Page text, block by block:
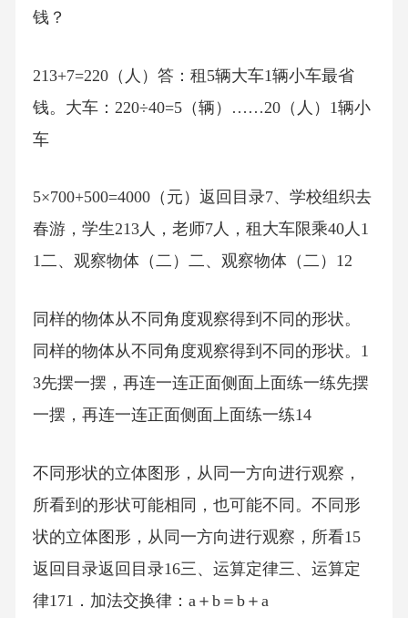
钱？
213+7=220（人）答：租5辆大车1辆小车最省
钱。大车：220÷40=5（辆）……20（人）1辆小
车
5×700+500=4000（元）返回目录7、学校组织去
春游，学生213人，老师7人，租大车限乘40人1
1二、观察物体（二）二、观察物体（二）12
同样的物体从不同角度观察得到不同的形状。
同样的物体从不同角度观察得到不同的形状。1
3先摆一摆，再连一连正面侧面上面练一练先摆
一摆，再连一连正面侧面上面练一练14
不同形状的立体图形，从同一方向进行观察，
所看到的形状可能相同，也可能不同。不同形
状的立体图形，从同一方向进行观察，所看15
返回目录返回目录16三、运算定律三、运算定
律171．加法交换律：a＋b＝b＋a